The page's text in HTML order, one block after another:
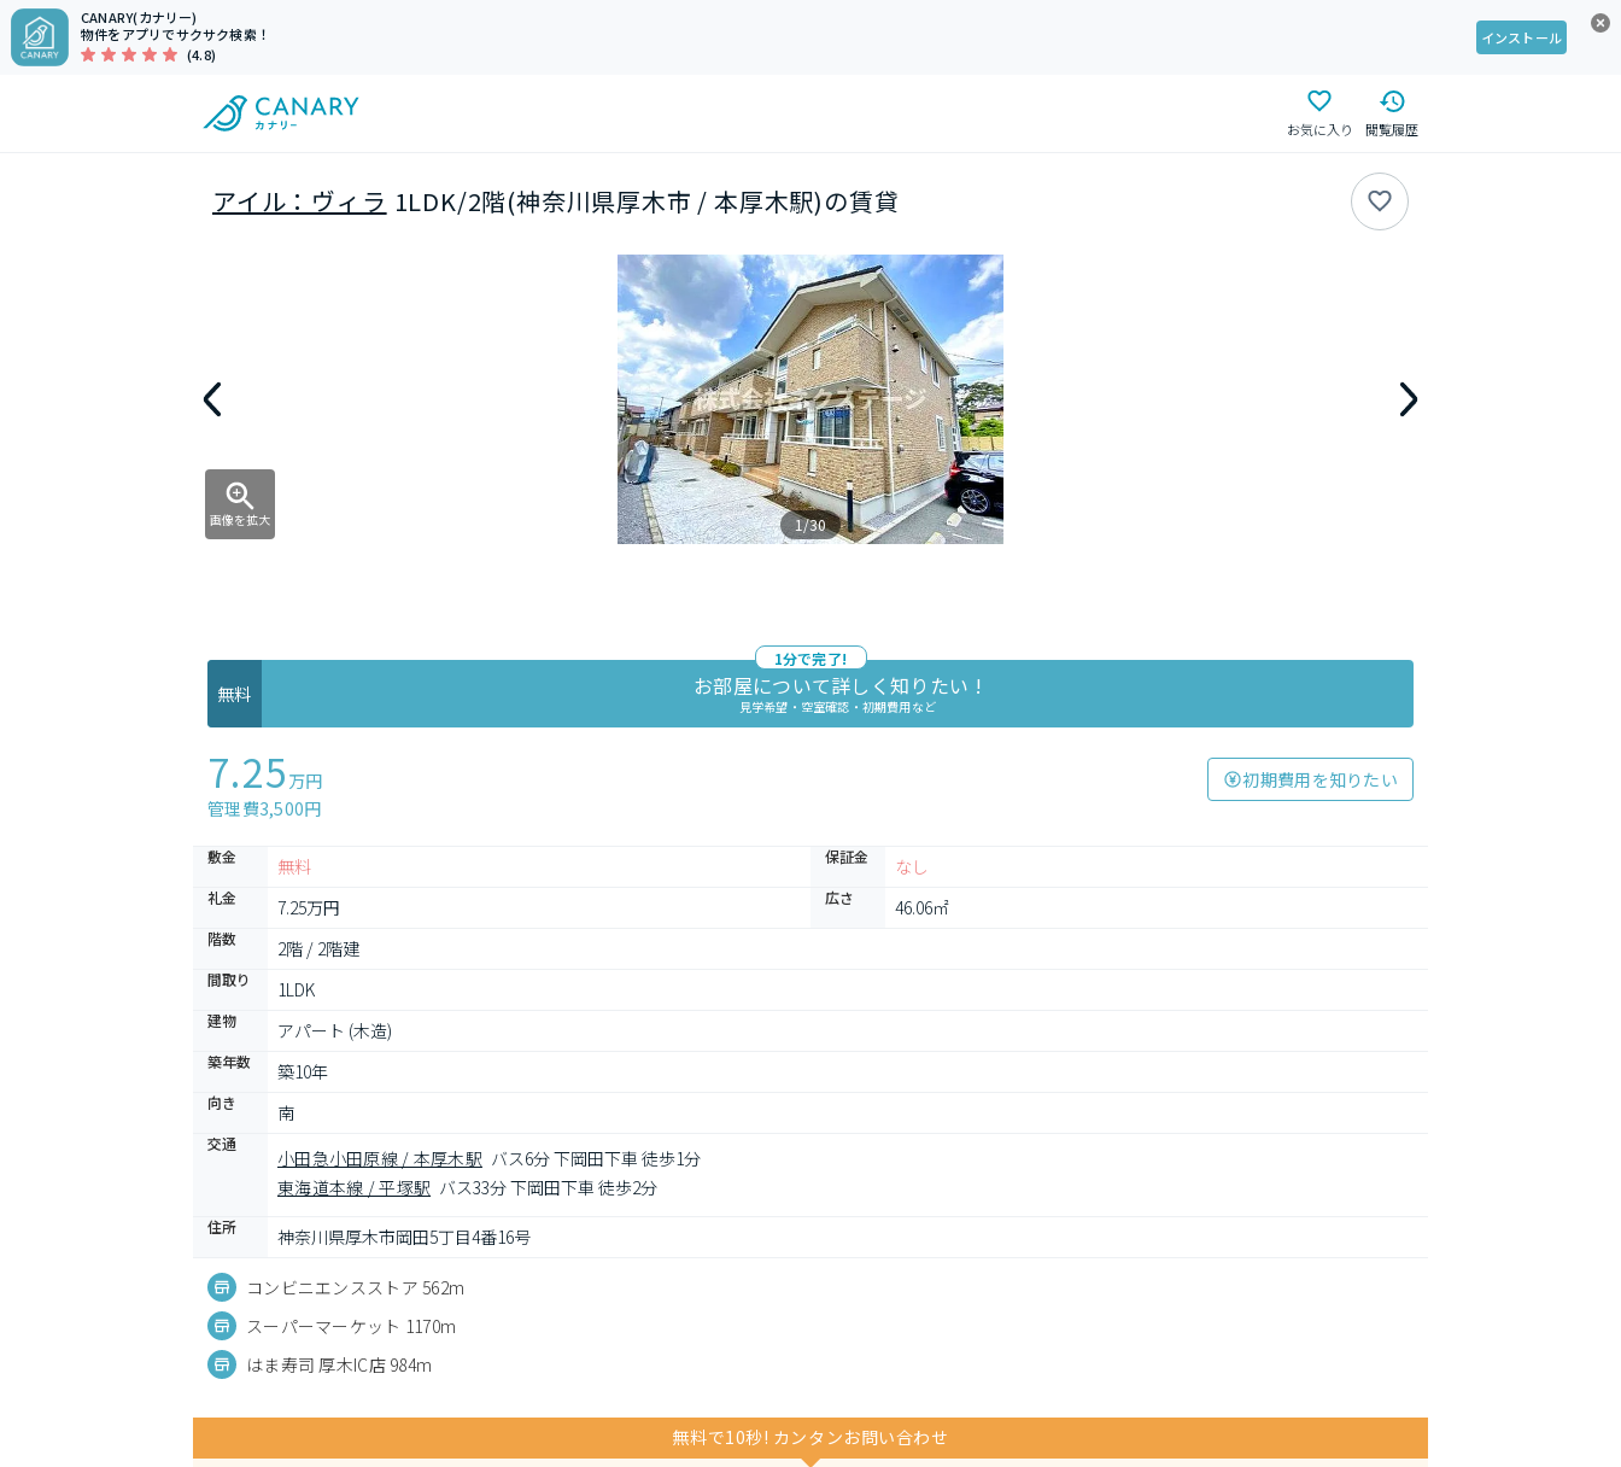
CANARY(カナリー)
物件をアプリでサクサク検索！
(4.8)
インストール
お気に入り 閲覧履歴
アイル：ヴィラ 1LDK/2階(神奈川県厚木市 / 本厚木駅)の賃貸
画像を拡大 1/30
1分で完了!
無料 お部屋について詳しく知りたい !
見学希望・空室確認・初期費用など
7.25 万円
管理費3,500円
初期費用を知りたい
敷金 無料 保証金 なし
礼金 7.25万円 広さ 46.06㎡
階数 2階 / 2階建
間取り 1LDK
建物 アパート (木造)
築年数 築10年
向き 南
交通
小田急小田原線 / 本厚木駅 バス6分 下岡田下車 徒歩1分
東海道本線 / 平塚駅 バス33分 下岡田下車 徒歩2分
住所 神奈川県厚木市岡田5丁目4番16号
コンビニエンスストア 562m
スーパーマーケット 1170m
はま寿司 厚木IC店 984m
無料で10秒! カンタンお問い合わせ